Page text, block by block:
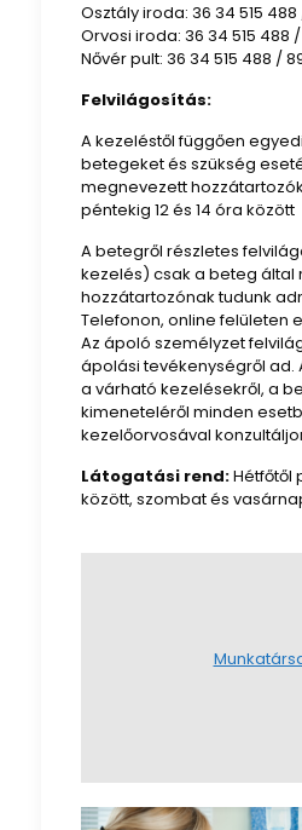
Osztály iroda: 36 34 515
Orvosi iroda: 36 34 515 488
Nővér pult: 36 34 515 488 /
Felvilágosítás:
A kezeléstől függően
betegeket és szükség
megnevezett
péntekig 12 és 14 óra között
A betegről részletes
kezelés) csak a beteg által
hozzátartozónak tudunk adni
Telefonon, online felületen
Az ápoló személyzet
ápolási tevékenységről ad.
a várható kezelésekről, a
kimeneteléről minden
kezelőorvosával
Látogatási rend:Hétfőtől
között, szombat és